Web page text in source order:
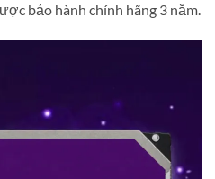
bảo hành chính hãng 3 năm.